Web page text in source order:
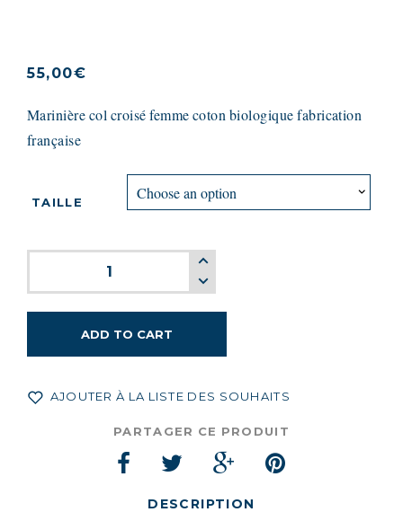
55,00€
Marinière col croisé femme coton biologique fabrication
française
TAILLE
ADD TO CART
AJOUTER À LA LISTE DES SOUHAITS
PARTAGER CE PRODUIT
DESCRIPTION